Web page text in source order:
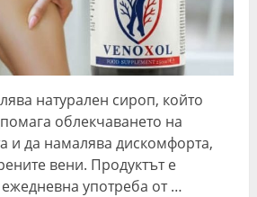
натурален сироп, който
облекчаването на
и да намалява дискомфорта,
вени. Продуктът е
употреба от …